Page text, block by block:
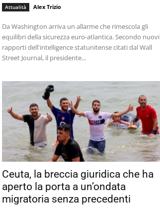
Attualità Alex Trizio
Da Washington arriva un allarme che rimescola gli
equilibri della sicurezza euro-atlantica. Secondo nuovi
rapporti dell'intelligence statunitense citati dal Wall
Street Journal, il presidente...
Ceuta, la breccia giuridica che ha
aperto la porta a un’ondata
migratoria senza precedenti